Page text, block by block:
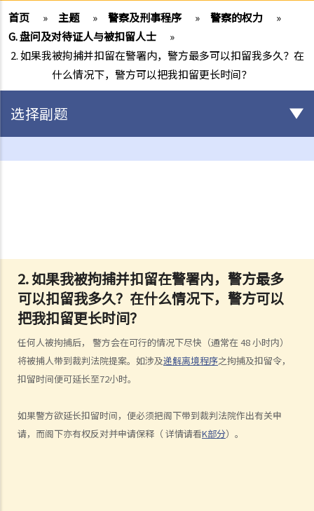
首页 » 主题 » 警察及刑事程序 » 警察的权力
»
G. 盘问及对待证人与被扣留人士
»
2. 如果我被拘捕并扣留在警署内，警方最多可以扣留我多久？在
什么情况下，警方可以把我扣留更长时间？
2. 如果我被拘捕并扣留在警署内，警方最多
可以扣留我多久？在什么情况下，警方可以
把我扣留更长时间？
任何人被拘捕后， 警方会在可行的情况下尽快（通常在 48 小时内）
将被捕人带到裁判法院提案。如涉及递解离境程序之拘捕及扣留令，
扣留时间便可延长至72小时。
如果警方欲延长扣留时间，便必须把阁下带到裁判法院作出有关申
请，而阁下亦有权反对并申请保释（ 详情请看K部分）。
选择副题
刑事责任及刑罚种类
在什么情况下，刑事案底可被删除？
刑事犯罪纪录及《罪犯自新条例》
A. 刑事犯罪纪录
1. 定额罚款告票
2. 签保守行为
B. 《罪犯自新条例》